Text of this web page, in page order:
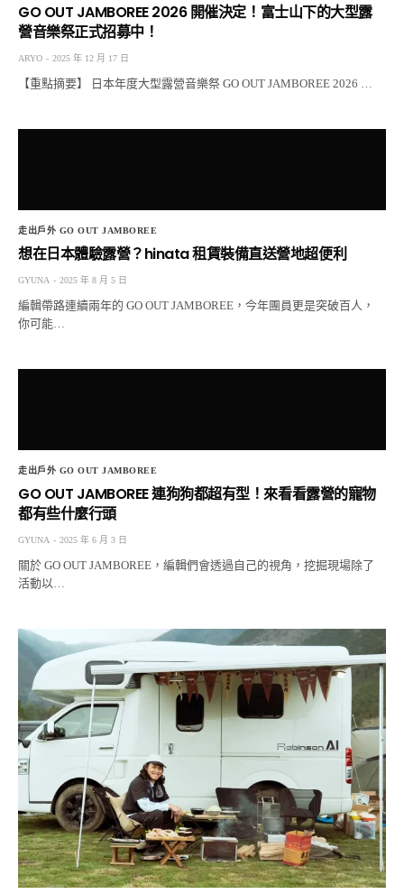
GO OUT JAMBOREE 2026 開催決定！富士山下的大型露
營音樂祭正式招募中！
ARYO 2025 年 12 月 17 日
【重點摘要】 日本年度大型露營音樂祭 GO OUT JAMBOREE 2026 …
走出戶外 GO OUT JAMBOREE
想在日本體驗露營？hinata 租賃裝備直送營地超便利
GYUNA 2025 年 8 月 5 日
編輯帶路連續兩年的 GO OUT JAMBOREE，今年團員更是突破百人，
你可能…
走出戶外 GO OUT JAMBOREE
GO OUT JAMBOREE 連狗狗都超有型！來看看露營的寵物
都有些什麼行頭
GYUNA 2025 年 6 月 3 日
關於 GO OUT JAMBOREE，編輯們會透過自己的視角，挖掘現場除了
活動以…